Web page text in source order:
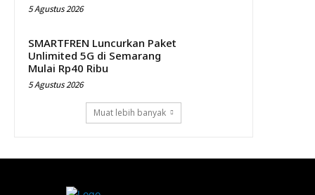
5 Agustus 2026
SMARTFREN Luncurkan Paket
Unlimited 5G di Semarang
Mulai Rp40 Ribu
5 Agustus 2026
Muat lebih banyak